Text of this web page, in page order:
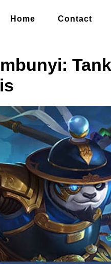
Home Contact